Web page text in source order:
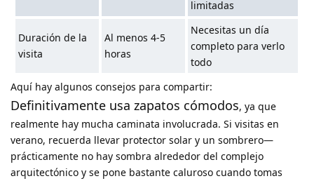
limitadas
Duración de la
visita
Al menos 4-5
horas
Necesitas un día
completo para verlo
todo
Aquí hay algunos consejos para compartir:
Definitivamente usa zapatos cómodos, ya que
realmente hay mucha caminata involucrada. Si visitas en
verano, recuerda llevar protector solar y un sombrero—
prácticamente no hay sombra alrededor del complejo
arquitectónico y se pone bastante caluroso cuando tomas